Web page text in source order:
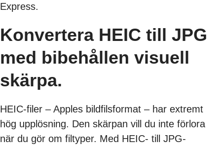
Express.
Konvertera HEIC till JPG
med bibehållen visuell
skärpa.
HEIC-filer – Apples bildfilsformat – har extremt
hög upplösning. Den skärpan vill du inte förlora
när du gör om filtyper. Med HEIC- till JPG-